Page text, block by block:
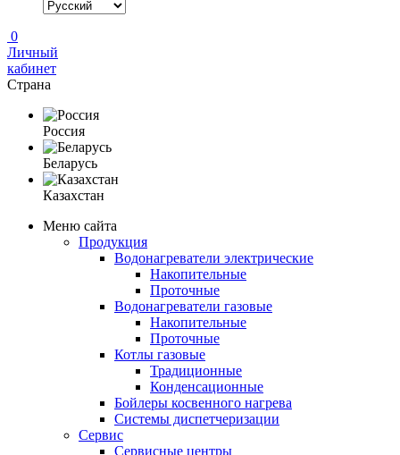
0
Личный
кабинет
Страна
Россия
Беларусь
Казахстан
Меню сайта
Продукция
Водонагреватели электрические
Накопительные
Проточные
Водонагреватели газовые
Накопительные
Проточные
Котлы газовые
Традиционные
Конденсационные
Бойлеры косвенного нагрева
Системы диспетчеризации
Сервис
Сервисные центры